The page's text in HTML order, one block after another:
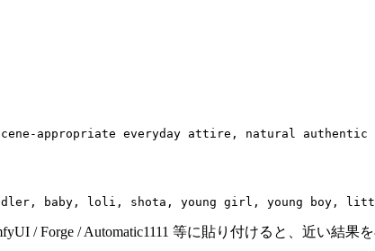
appropriate everyday attire, natural authentic
baby, loli, shota, young girl, young boy,
/ Forge / Automatic1111 等に貼り付けると、近い結